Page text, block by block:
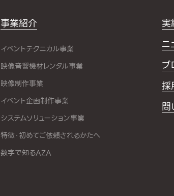
事業紹介
イベントテクニカル事業
映像音響機材レンタル事業
映像制作事業
イベント企画制作事業
システムソリューション事業
特徴・初めてご依頼されるかたへ
数字で知るAZA
実
ニ
ブ
採
問